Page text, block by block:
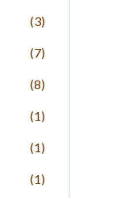
(3)
(7)
(8)
(1)
(1)
(1)